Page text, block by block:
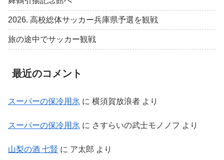
2026. 高校総体サッカー兵庫県予選を観戦
旅の途中でサッカー観戦
最近のコメント
スーパーの保冷用氷 に 横須賀放浪者 より
スーパーの保冷用氷 に さすらいの武士モノノフ より
山梨の酒 七賢 に ア太郎 より